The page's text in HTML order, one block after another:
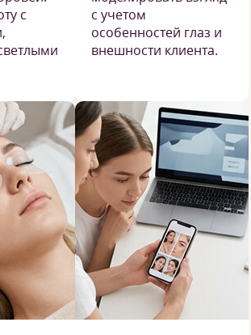
с
с учетом
особенностей глаз и
внешности клиента.